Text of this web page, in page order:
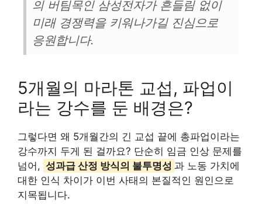
의 버팀목인 삼성전자가 흔들림 없이
미래 경쟁력을 키워나가길 진심으로
응원합니다.
5개월의 마라톤 교섭, 파업이
라는 강수를 둔 배경은?
그렇다면 왜 5개월간의 긴 교섭 끝에 총파업이라는
강수까지 두게 된 걸까요? 단순히 임금 인상 문제를
넘어, 성과급 산정 방식의 불투명성 과 노동 가치에
대한 인식 차이가 이번 사태의 본질적인 원인으로
지목됩니다.